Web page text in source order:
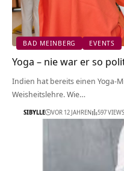
BAD MEINBERG EVENTS
Yoga – nie war er so
Indien hat bereits einen Yoga-
Weisheitslehre. Wie…
SIBYLLE VOR 12 JAHREN 597 VIEWS